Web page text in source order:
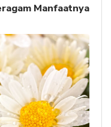
Manfaatnya